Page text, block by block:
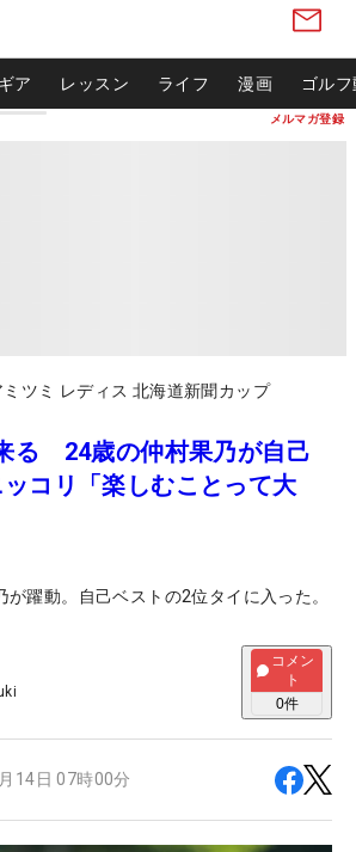
メルマガ登録
ギア レッスン ライフ 漫画 ゴル
ミツミ レディス 北海道新聞カップ
る 24歳の仲村果乃が自己
コリ「楽しむことって大
が躍動。自己ベストの2位タイに入った。
コメン
ト
0件
14日 07時00分